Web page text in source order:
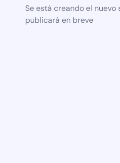
Se está creando el nuevo
publicará en breve